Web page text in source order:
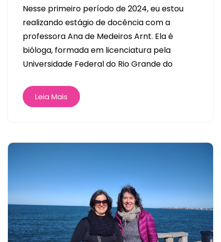
Nesse primeiro período de 2024, eu estou
realizando estágio de docência com a
professora Ana de Medeiros Arnt. Ela é
bióloga, formada em licenciatura pela
Universidade Federal do Rio Grande do
Leia Mais